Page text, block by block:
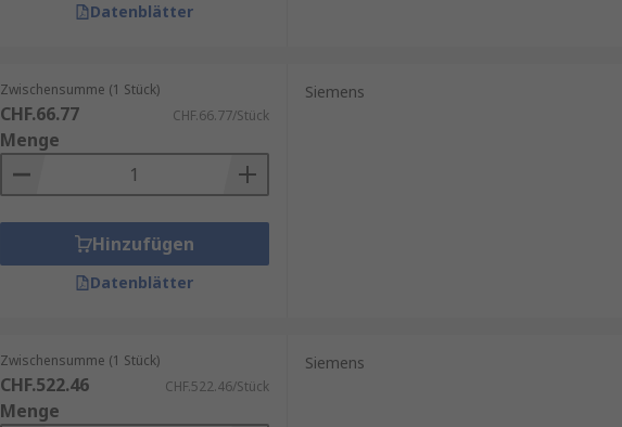
Datenblätter
Zwischensumme (1 Stück)
CHF.66.77 CHF.66.77/Stück
Menge
Hinzufügen
Datenblätter
Siemens
Zwischensumme (1 Stück)
CHF.522.46 CHF.522.46/Stück
Menge
Siemens